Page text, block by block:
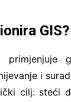
GIS?
primjenjuje
i
cilj: steći